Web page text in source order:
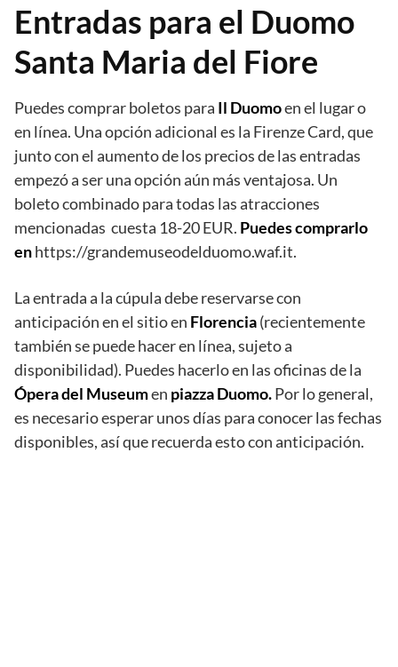
Entradas para el Duomo
Santa Maria del Fiore
Puedes comprar boletos para Il Duomoen el lugar o
en línea. Una opción adicional es la Firenze Card, que
junto con el aumento de los precios de las entradas
empezó a ser una opción aún más ventajosa. Un
boleto combinado para todas las atracciones
mencionadas cuesta 18-20 EUR. Puedes comprarlo
enhttps://grandemuseodelduomo.waf.it.
La entrada a la cúpula debe reservarse con
anticipación en el sitio en Florencia(recientemente
también se puede hacer en línea, sujeto a
disponibilidad). Puedes hacerlo en las oficinas de la
Ópera del Museumen piazza Duomo.Por lo general,
es necesario esperar unos días para conocer las fechas
disponibles, así que recuerda esto con anticipación.